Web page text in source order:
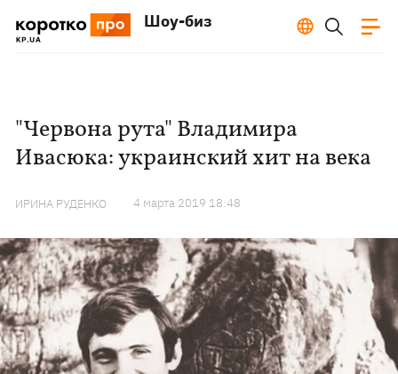
Шоу-биз
"Червона рута" Владимира
Ивасюка: украинский хит на века
ИРИНА РУДЕНКО 4 марта 2019 18:48